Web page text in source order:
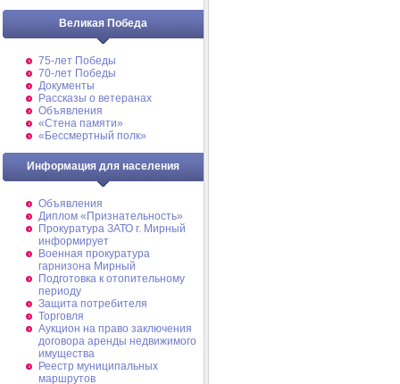
Великая Победа
75-лет Победы
70-лет Победы
Документы
Рассказы о ветеранах
Объявления
«Стена памяти»
«Бессмертный полк»
Информация для населения
Объявления
Диплом «Признательность»
Прокуратура ЗАТО г. Мирный
информирует
Военная прокуратура
гарнизона Мирный
Подготовка к отопительному
периоду
Защита потребителя
Торговля
Аукцион на право заключения
договора аренды недвижимого
имущества
Реестр муниципальных
маршрутов